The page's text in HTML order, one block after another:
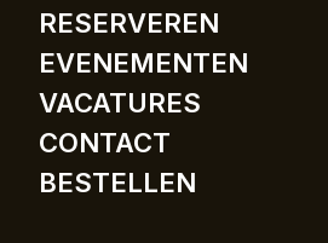
RESERVEREN
EVENEMENTEN
VACATURES
CONTACT
BESTELLEN